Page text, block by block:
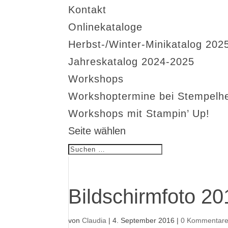
Kontakt
Onlinekataloge
Herbst-/Winter-Minikatalog
Jahreskatalog 2024-2025
Workshops
Workshoptermine bei
Workshops mit Stampin’ Up!
Seite wählen
Bildschirmfoto
vonClaudia |4. September 2016 |0